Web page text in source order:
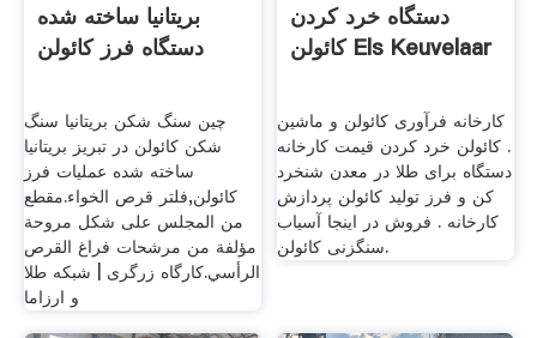
بریتانیا ساخته شده
دستگاه فرز کائولن
چین سنگ شکن بریتانیا سنگ
شکن کائولن در تبریز بریتانیا
ساخته شده عملیات فرز
کائولن,فلتر قرص الخواء.مقطع
من المجلس على شكل مروحة
مؤلفة من مرشحات فراغ القرص
الرأسي.کارگاه زرگری | شبکه طلا
و ارزاما
دستگاه خرد کردن
کائولن Els Keuvelaar
کارخانه فرآوری کائولن و ماشین
. کائولن خرد کردن قیمت کارخانه
دستگاه برای طلا در معدن شنخرد
کن و فرز تولید کائولن پردازش
کارخانه . فروش در اینجا آسیاب
سنگزنی کائولن.